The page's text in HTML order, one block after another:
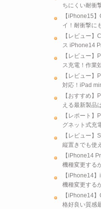
ちにくい耐衝
【iPhone15
イ！耐衝撃に
【レビュー】
ス iPhone14
【レビュー】
ス充電！作業
【レビュー】
対応！iPad
【おすすめ】
える最新製品
【レポート】
グネット式充
【レビュー】
縦置きでも使
【iPhone14
機種変更する
【iPhone14
機種変更する
【iPhone14
格好良い質感